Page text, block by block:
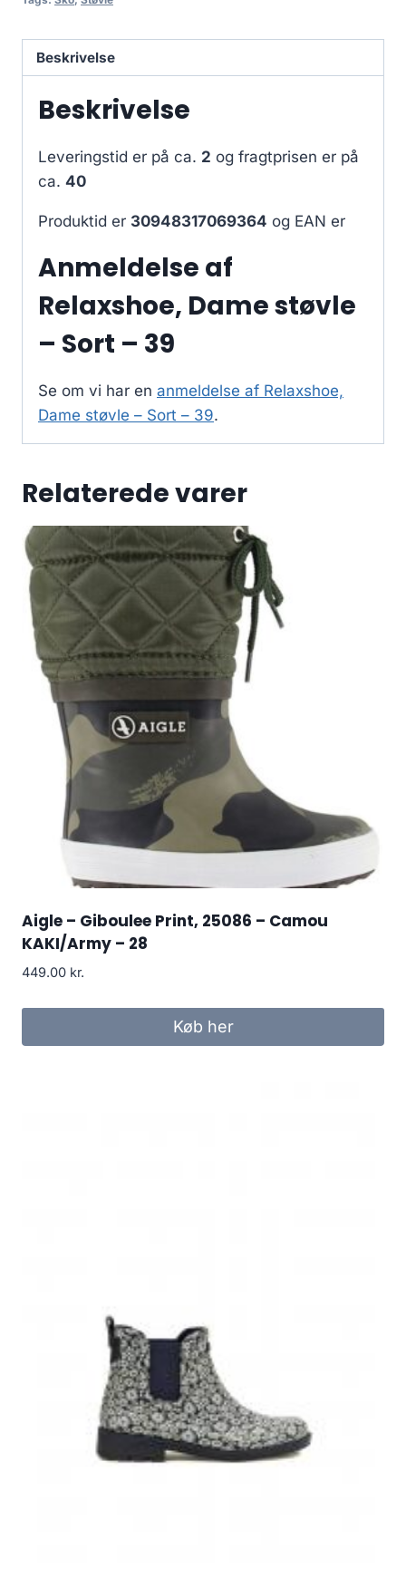
Beskrivelse
Beskrivelse
Leveringstid er på ca. 2 og fragtprisen er på
ca. 40
Produktid er 30948317069364 og EAN er
Anmeldelse af
Relaxshoe, Dame støvle
– Sort – 39
Se om vi har en anmeldelse af Relaxshoe,
Dame støvle – Sort – 39.
Relaterede varer
Aigle – Giboulee Print, 25086 – Camou
KAKI/Army – 28
449.00 kr.
Køb her